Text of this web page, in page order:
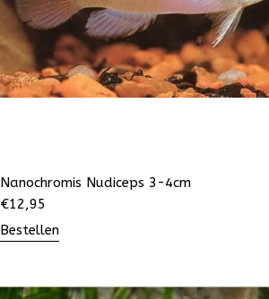
Nanochromis Nudiceps 3-4cm
€12,95
Bestellen